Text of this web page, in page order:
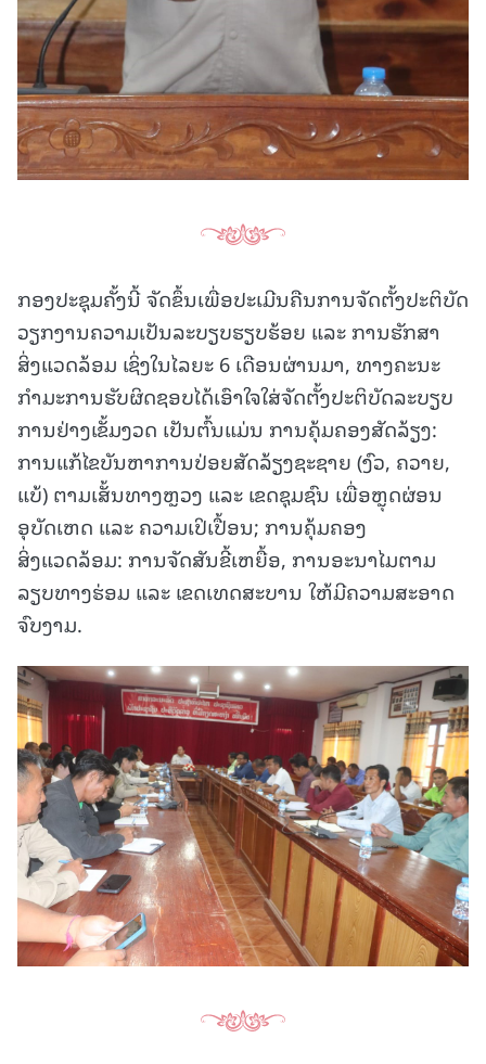
ກອງປະຊຸມຄັ້ງນີ້ ຈັດຂຶ້ນເພື່ອປະເມີນຄືນການຈັດຕັ້ງປະຕິບັດ
ວຽກງານຄວາມເປັນລະບຽບຮຽບຮ້ອຍ ແລະ ການຮັກສາ
ສິ່ງແວດລ້ອມ ເຊິ່ງໃນໄລຍະ 6 ເດືອນຜ່ານມາ, ທາງຄະນະ
ກຳມະການຮັບຜິດຊອບໄດ້ເອົາໃຈໃສ່ຈັດຕັ້ງປະຕິບັດລະບຽບ
ການຢ່າງເຂັ້ມງວດ ເປັນຕົ້ນແມ່ນ ການຄຸ້ມຄອງສັດລ້ຽງ:
ການແກ້ໄຂບັນຫາການປ່ອຍສັດລ້ຽງຊະຊາຍ (ງົວ, ຄວາຍ,
ແບ້) ຕາມເສັ້ນທາງຫຼວງ ແລະ ເຂດຊຸມຊົນ ເພື່ອຫຼຸດຜ່ອນ
ອຸບັດເຫດ ແລະ ຄວາມເປິເປື້ອນ; ການຄຸ້ມຄອງ
ສິ່ງແວດລ້ອມ: ການຈັດສັນຂີ້ເຫຍື້ອ, ການອະນາໄມຕາມ
ລຽບທາງຮ່ອມ ແລະ ເຂດເທດສະບານ ໃຫ້ມີຄວາມສະອາດ
ຈົບງາມ.